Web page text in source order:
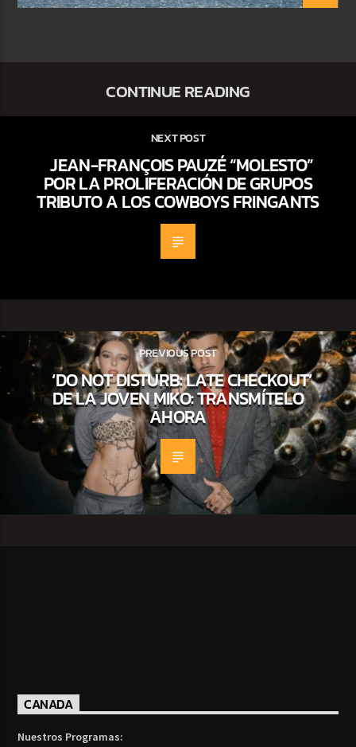
CONTINUE READING
NEXT POST
JEAN-FRANÇOIS PAUZÉ “MOLESTO”
POR LA PROLIFERACIÓN DE GRUPOS
TRIBUTO A LOS COWBOYS FRINGANTS
PREVIOUS POST
‘DO NOT DISTURB: LATE CHECKOUT’
DE LA JOVEN MIKO: TRANSMÍTELO
AHORA
CANADA
Nuestros Programas: